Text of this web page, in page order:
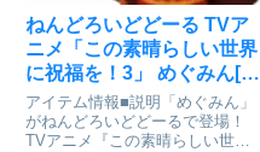
ねんどろいどどーる TVア
ニメ「この素晴らしい世界
に祝福を！3」 めぐみん[グ
ッドスマイルカンパニー]
が予約受付中
アイテム情報■説明「めぐみん」
がねんどろいどどーるで登場！
TVアニメ『この素晴らしい世界